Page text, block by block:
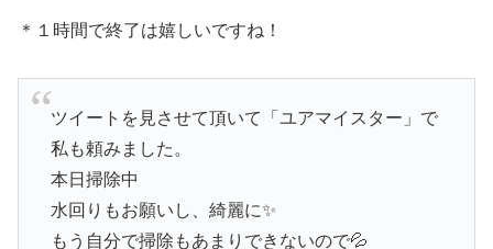
＊１時間で終了は嬉しいですね！
ツイートを見させて頂いて「ユアマイスター」で
私も頼みました。
本日掃除中
水回りもお願いし、綺麗に✨
もう自分で掃除もあまりできないので💦